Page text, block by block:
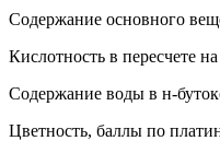
Содержание основного
Кислотность в пересчете
Содержание воды в н-
Цветность, баллы по